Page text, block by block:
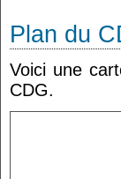
Plan du
Voici une
CDG.